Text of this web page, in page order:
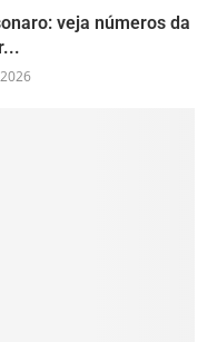
veja números da